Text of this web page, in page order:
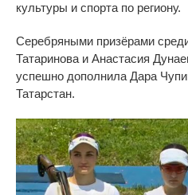
культуры и спорта по региону.
Серебряными призёрами
Татаринова и Анастасия
успешно дополнила Дара
Татарстан.